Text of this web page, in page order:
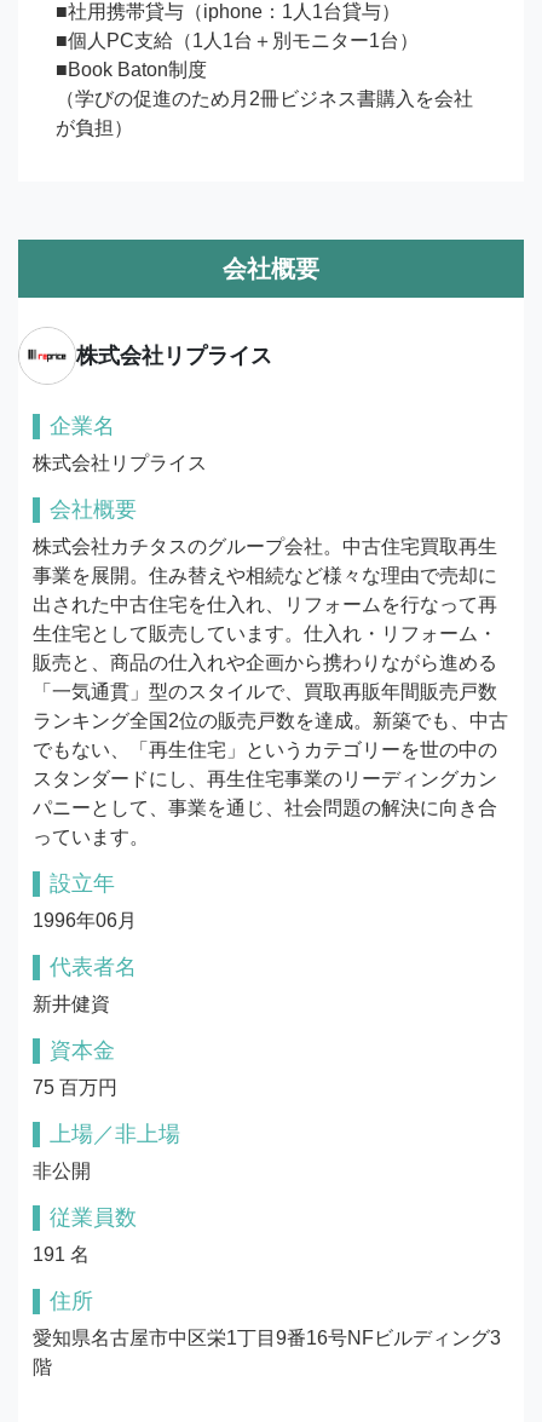
■社用携帯貸与（iphone：1人1台貸与）
■個人PC支給（1人1台＋別モニター1台）
■Book Baton制度
（学びの促進のため月2冊ビジネス書購入を会社
が負担）
会社概要
株式会社リプライス
企業名
株式会社リプライス
会社概要
株式会社カチタスのグループ会社。中古住宅買取再生
事業を展開。住み替えや相続など様々な理由で売却に
出された中古住宅を仕入れ、リフォームを行なって再
生住宅として販売しています。仕入れ・リフォーム・
販売と、商品の仕入れや企画から携わりながら進める
「一気通貫」型のスタイルで、買取再販年間販売戸数
ランキング全国2位の販売戸数を達成。新築でも、中古
でもない、「再生住宅」というカテゴリーを世の中の
スタンダードにし、再生住宅事業のリーディングカン
パニーとして、事業を通じ、社会問題の解決に向き合
っています。
設立年
1996年06月
代表者名
新井健資
資本金
75 百万円
上場／非上場
非公開
従業員数
191 名
住所
愛知県名古屋市中区栄1丁目9番16号NFビルディング3
階